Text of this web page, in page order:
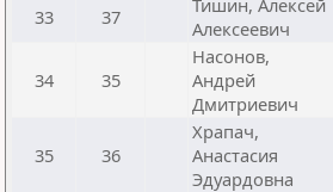
33 37
Тишин, Алексей
Алексеевич
34 35
Насонов,
Андрей
Дмитриевич
35 36
Храпач,
Анастасия
Эдуардовна